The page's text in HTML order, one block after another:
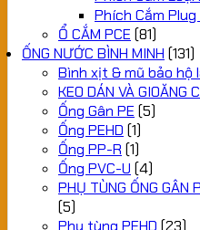
Phích Cắm Plug
Ổ CẮM PCE (81)
ỐNG NƯỚC BÌNH MINH (131)
Bình xịt & mũ bảo hộ
KEO DÁN VÀ GIOĂNG
Ống Gân PE (5)
Ống PEHD (1)
Ống PP-R (1)
Ống PVC-U (4)
PHỤ TÙNG ỐNG GÂN
(5)
Phụ tùng PEHD (23)